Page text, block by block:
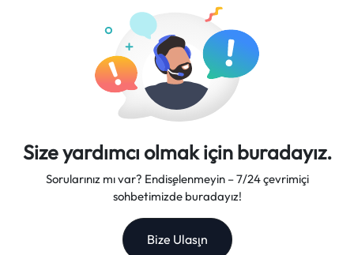
Size yardımcı olmak için buradayız.
Sorularınız mı var? Endişelenmeyin – 7/24 çevrimiçi
sohbetimizde buradayız!
Bize Ulaşın